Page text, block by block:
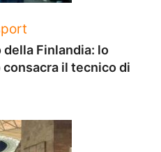
Finlandia: lo
il tecnico di